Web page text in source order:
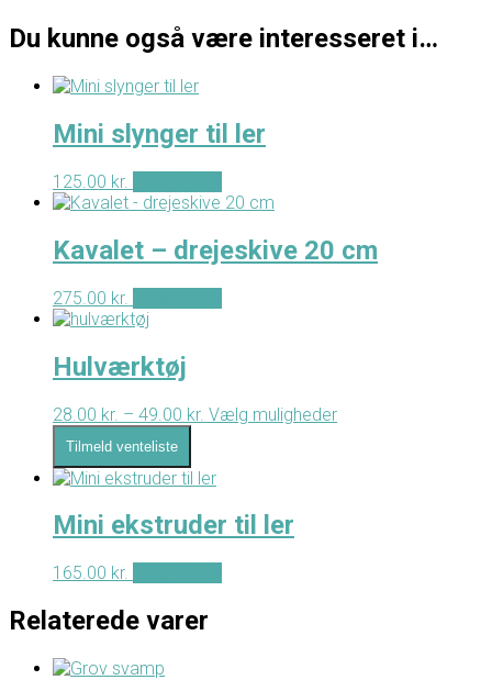
Du kunne også være interesseret i…
Mini slynger til ler
125.00 kr.
Kavalet – drejeskive 20 cm
275.00 kr.
Hulværktøj
28.00 kr. – 49.00 kr. Prisinterval:
49.00 kr.
Vælg mulighederDette
Tilmeld venteliste
Mini ekstruder til ler
165.00 kr.
Relaterede varer